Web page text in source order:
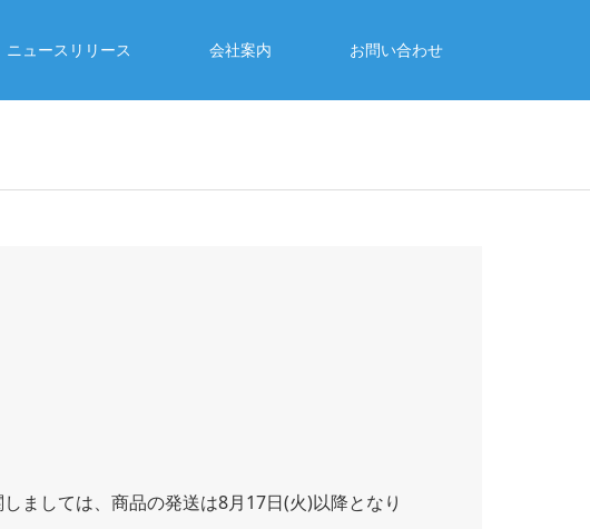
ニュースリリース 会社案内 お問い合わせ
ましては、商品の発送は8月17日(火)以降となり